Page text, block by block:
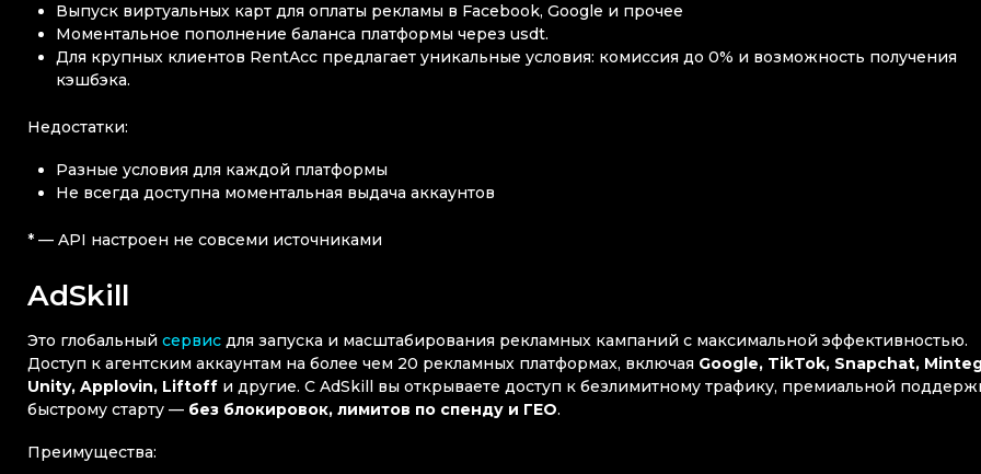
Выпуск виртуальных карт для оплаты рекламы в Facebook, Google и прочее
Моментальное пополнение баланса платформы через usdt.
Для крупных клиентов RentAcc предлагает уникальные условия: комиссия до 0% и возможность получения
кэшбэка.
Недостатки:
Разные условия для каждой платформы
Не всегда доступна моментальная выдача аккаунтов
* — API настроен не совсеми источниками
AdSkill
Это глобальный сервис для запуска и масштабирования рекламных кампаний с максимальной эффективностью.
Доступ к агентским аккаунтам на более чем 20 рекламных платформах, включая Google, TikTok, Snapchat,
Unity, Applovin, Liftoff и другие. С AdSkill вы открываете доступ к безлимитному трафику, премиальной
быстрому старту — без блокировок, лимитов по спенду и ГЕО.
Преимущества: